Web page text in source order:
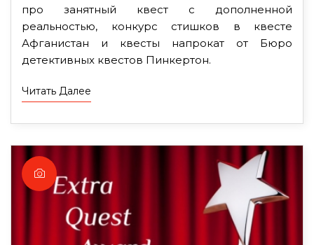
про занятный квест с дополненной
реальностью, конкурс стишков в квесте
Афганистан и квесты напрокат от Бюро
детективных квестов Пинкертон.
Читать Далее